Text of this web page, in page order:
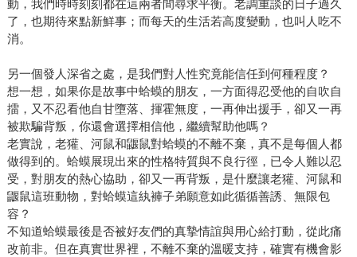
動，我們時時刻刻都在這兩者間尋求平衡。老調重談的日子過久
了，也期待來點新鮮事；而每天的生活若高度變動，也叫人吃不
消。
另一個發人深省之處，是我們對人性究竟能信任到何種程度？
想一想，如果你是故事中蛤蟆的朋友，一方面得忍受他的自吹自
擂，又不忍看他自甘墮落、揮霍無度，一再伸出援手，卻又一再
被欺騙背叛，你還會選擇相信他，繼續幫助他嗎？
老實說，老獾、河鼠和鼴鼠對蛤蟆的不離不棄，真不是每個人都
做得到的。蛤蟆展現出來的性格特質與不良行徑，已令人難以忍
受，對朋友的熱心協助，卻又一再背叛，是什麼讓老獾、河鼠和
鼴鼠這班動物，對蛤蟆這紈褲子弟願意如此循循善誘、無限包
容？
不知道蛤蟆最後是否被好友們的真摯情誼與用心給打動，從此痛
改前非。但在真實世界裡，不離不棄的溫暖支持，確實有機會影